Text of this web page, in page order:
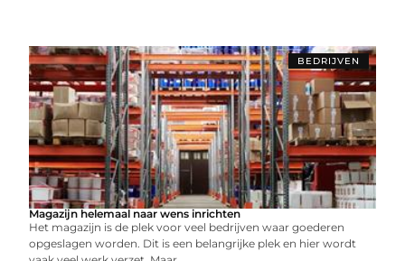
BEDRIJVEN
Magazijn helemaal naar wens inrichten
Het magazijn is de plek voor veel bedrijven waar goederen
opgeslagen worden. Dit is een belangrijke plek en hier wordt